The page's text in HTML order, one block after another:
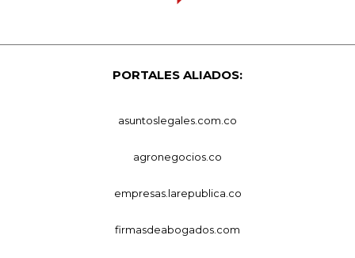
PORTALES ALIADOS:
asuntoslegales.com.co
agronegocios.co
empresas.larepublica.co
firmasdeabogados.com